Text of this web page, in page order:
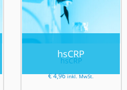
hsCRP
hsCRP
€4,96 inkl. MwSt.